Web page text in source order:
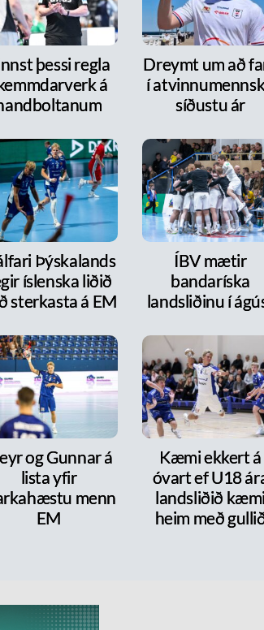
þessi regla
á
Dreymt um að
í
síðustu ár
Þýskalands
íslenska liðið
sterkasta á EM
ÍBV mætir
bandaríska
landsliðinu í
og Gunnar á
lista yfir
menn
EM
Kæmi ekkert á
óvart ef U18
landsliðið kæmi
heim með